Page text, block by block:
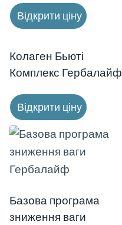
Відкрити ціну
Колаген Бьюті
Комплекс Гербалайф
Відкрити ціну
Базова програма
зниження ваги